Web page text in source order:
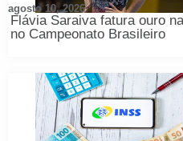
Flávia Saraiva fatura ouro
no Campeonato Brasileiro
agosto 10, 2026